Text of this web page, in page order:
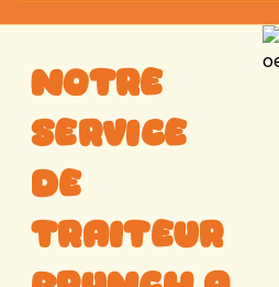
notre
service
de
traiteur